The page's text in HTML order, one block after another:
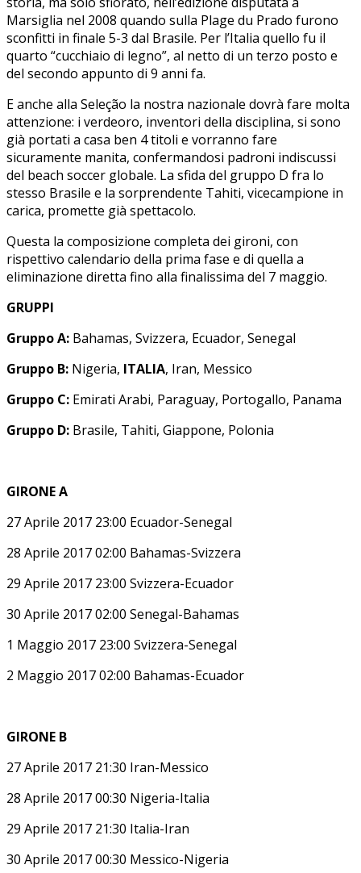
Marsiglia nel 2008 quando sulla Plage du Prado furono
sconfitti in finale 5-3 dal Brasile. Per l’Italia quello fu il
quarto “cucchiaio di legno”, al netto di un terzo posto e
del secondo appunto di 9 anni fa.
E anche alla Seleção la nostra nazionale dovrà fare molta
attenzione: i verdeoro, inventori della disciplina, si sono
già portati a casa ben 4 titoli e vorranno fare
sicuramente manita, confermandosi padroni indiscussi
del beach soccer globale. La sfida del gruppo D fra lo
stesso Brasile e la sorprendente Tahiti, vicecampione in
carica, promette già spettacolo.
Questa la composizione completa dei gironi, con
rispettivo calendario della prima fase e di quella a
eliminazione diretta fino alla finalissima del 7 maggio.
GRUPPI
Gruppo A: Bahamas, Svizzera, Ecuador, Senegal
Gruppo B: Nigeria, ITALIA, Iran, Messico
Gruppo C: Emirati Arabi, Paraguay, Portogallo, Panama
Gruppo D: Brasile, Tahiti, Giappone, Polonia
GIRONE A
27 Aprile 2017 23:00 Ecuador-Senegal
28 Aprile 2017 02:00 Bahamas-Svizzera
29 Aprile 2017 23:00 Svizzera-Ecuador
30 Aprile 2017 02:00 Senegal-Bahamas
1 Maggio 2017 23:00 Svizzera-Senegal
2 Maggio 2017 02:00 Bahamas-Ecuador
GIRONE B
27 Aprile 2017 21:30 Iran-Messico
28 Aprile 2017 00:30 Nigeria-Italia
29 Aprile 2017 21:30 Italia-Iran
30 Aprile 2017 00:30 Messico-Nigeria